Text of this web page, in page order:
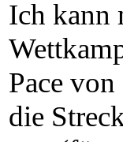
Ich kann
Pace
die